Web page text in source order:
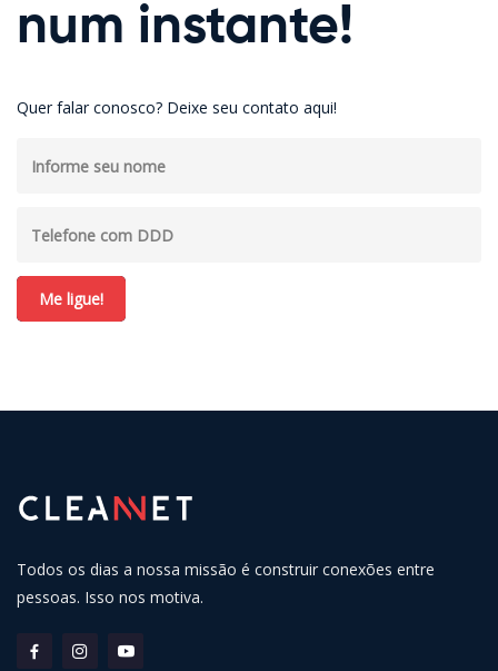
num instante!
Quer falar conosco? Deixe seu contato aqui!
Me ligue!
Todos os dias a nossa missão é construir conexões entre
pessoas. Isso nos motiva.